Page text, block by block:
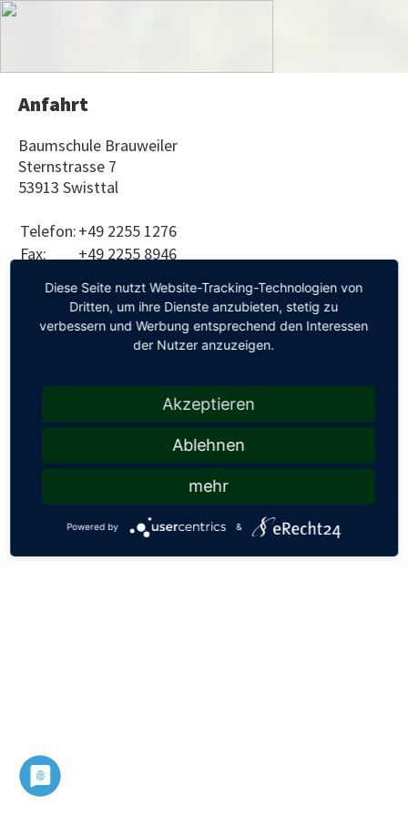
Anfahrt
Baumschule Brauweiler
Sternstrasse 7
53913 Swisttal
Telefon:+49 2255 1276
Fax:
+49 2255 8946
Diese Seite nutzt Website-Tracking-Technologien von
Dritten, um ihre Dienste anzubieten, stetig zu
verbessern und Werbung entsprechend den Interessen
der Nutzer anzuzeigen.
Akzeptieren
Ablehnen
mehr
Powered by &